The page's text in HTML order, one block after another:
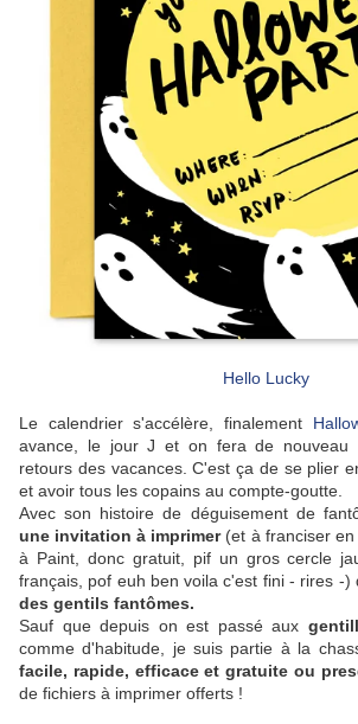
Hello Lucky
Le calendrier s'accélère, finalement
avance, le jour J et on fera de nouveau
retours des vacances. C'est ça de se plier
et avoir tous les copains au compte-goutte.
Avec son histoire de déguisement de
une invitation à imprimer(et à franciser en
à Paint, donc gratuit, pif un gros cercle
français, pof euh ben voila c'est fini - rires -)
des gentils fantômes.
Sauf que depuis on est passé aux
comme d'habitude, je suis partie à la
facile, rapide, efficace et gratuite ou
de fichiers à imprimer offerts !